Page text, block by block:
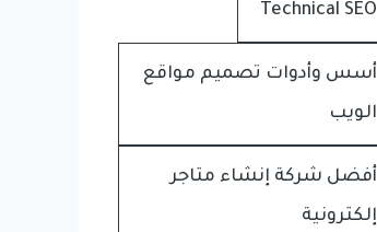
Technical SEO
أسس وأدوات تصميم مواقع
الويب
أفضل شركة إنشاء متاجر
إلكترونية